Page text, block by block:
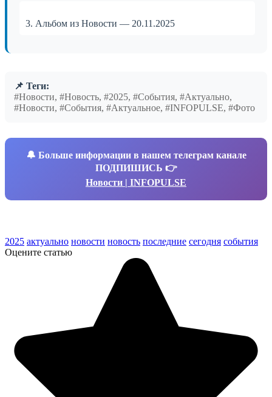
3. Альбом из Новости — 20.11.2025
📌 Теги:
#Новости, #Новость, #2025, #События, #Актуально,
#Новости, #События, #Актуальное, #INFOPULSE, #Фото
🔔 Больше информации в нашем телеграм канале
ПОДПИШИСЬ 👉
Новости | INFOPULSE
2025 актуально новости новость последние сегодня события
Оцените статью